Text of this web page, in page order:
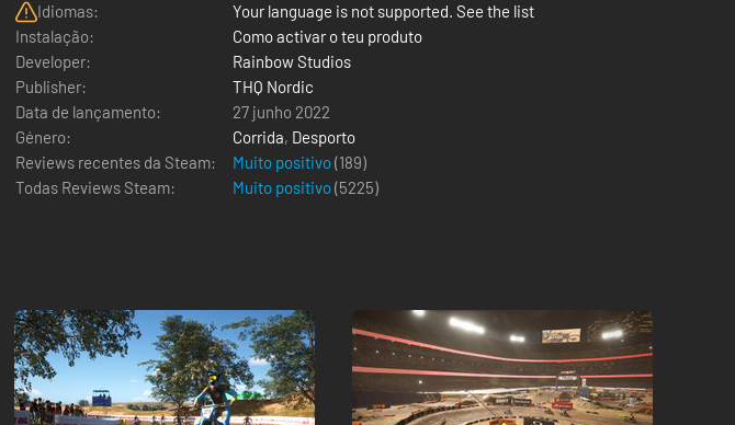
Idiomas:
Your language is not supported. See the list
Instalação:
Como activar o teu produto
Developer:
Rainbow Studios
Publisher:
THQ Nordic
Data de lançamento:
27 junho 2022
Género:
Corrida, Desporto
Reviews recentes da Steam:
Muito positivo(189)
Todas Reviews Steam:
Muito positivo(5225)